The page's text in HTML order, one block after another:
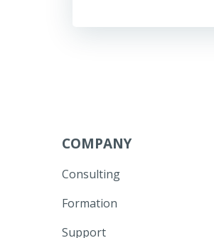
COMPANY
Consulting
Formation
Support